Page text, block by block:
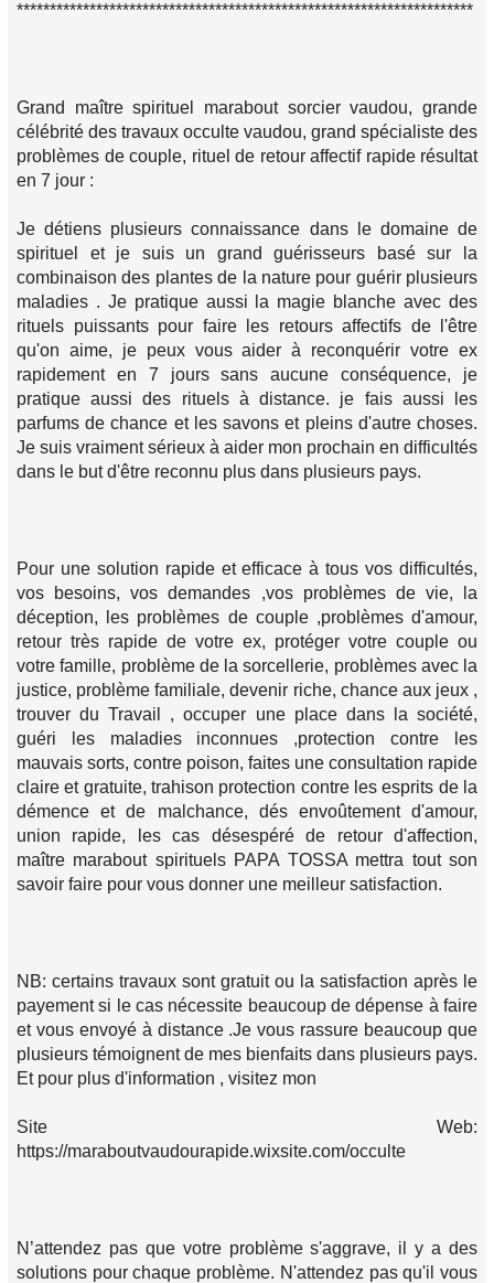
*********************************************************************
Grand maître spirituel marabout sorcier vaudou, grande
célébrité des travaux occulte vaudou, grand spécialiste des
problèmes de couple, rituel de retour affectif rapide résultat
en 7 jour :
Je détiens plusieurs connaissance dans le domaine de
spirituel et je suis un grand guérisseurs basé sur la
combinaison des plantes de la nature pour guérir plusieurs
maladies . Je pratique aussi la magie blanche avec des
rituels puissants pour faire les retours affectifs de l'être
qu'on aime, je peux vous aider à reconquérir votre ex
rapidement en 7 jours sans aucune conséquence, je
pratique aussi des rituels à distance. je fais aussi les
parfums de chance et les savons et pleins d'autre choses.
Je suis vraiment sérieux à aider mon prochain en difficultés
dans le but d'être reconnu plus dans plusieurs pays.
Pour une solution rapide et efficace à tous vos difficultés,
vos besoins, vos demandes ,vos problèmes de vie, la
déception, les problèmes de couple ,problèmes d'amour,
retour très rapide de votre ex, protéger votre couple ou
votre famille, problème de la sorcellerie, problèmes avec la
justice, problème familiale, devenir riche, chance aux jeux ,
trouver du Travail , occuper une place dans la société,
guéri les maladies inconnues ,protection contre les
mauvais sorts, contre poison, faites une consultation rapide
claire et gratuite, trahison protection contre les esprits de la
démence et de malchance, dés envoûtement d'amour,
union rapide, les cas désespéré de retour d'affection,
maître marabout spirituels PAPA TOSSA mettra tout son
savoir faire pour vous donner une meilleur satisfaction.
NB: certains travaux sont gratuit ou la satisfaction après le
payement si le cas nécessite beaucoup de dépense à faire
et vous envoyé à distance .Je vous rassure beaucoup que
plusieurs témoignent de mes bienfaits dans plusieurs pays.
Et pour plus d'information , visitez mon
Site Web:
https://maraboutvaudourapide.wixsite.com/occulte
N’attendez pas que votre problème s'aggrave, il y a des
solutions pour chaque problème. N'attendez pas qu'il vous